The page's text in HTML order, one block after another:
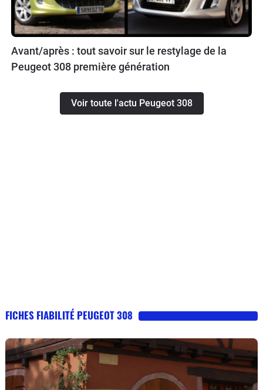
Avant/après : tout savoir sur le restylage de la
Peugeot 308 première génération
Voir toute l'actu Peugeot 308
FICHES FIABILITÉ PEUGEOT 308